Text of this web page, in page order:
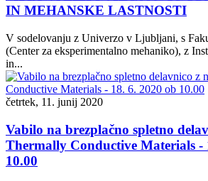
IN MEHANSKE LASTNOSTI
V sodelovanju z Univerzo v Ljubljani, s
(Center za eksperimentalno mehaniko), z
in...
četrtek, 11. junij 2020
Vabilo na brezplačno spletno
Thermally Conductive Materials -
10.00